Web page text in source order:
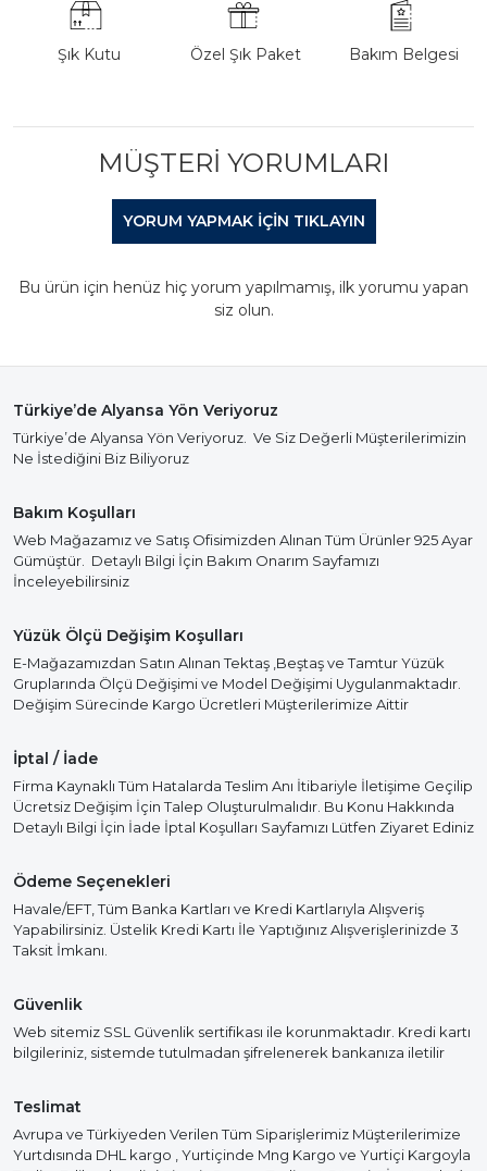
Şık Kutu Özel Şık Paket Bakım Belgesi
MÜŞTERI YORUMLARI
YORUM YAPMAK IÇIN TIKLAYIN
Bu ürün için henüz hiç yorum yapılmamış, ilk yorumu yapan
siz olun.
Türkiye’de Alyansa Yön Veriyoruz
Türkiye’de Alyansa Yön Veriyoruz. Ve Siz Değerli Müşterilerimizin
Ne İstediğini Biz Biliyoruz
Bakım Koşulları
Web Mağazamız ve Satış Ofisimizden Alınan Tüm Ürünler 925 Ayar
Gümüştür. Detaylı Bilgi İçin Bakım Onarım Sayfamızı
İnceleyebilirsiniz
Yüzük Ölçü Değişim Koşulları
E-Mağazamızdan Satın Alınan Tektaş ,Beştaş ve Tamtur Yüzük
Gruplarında Ölçü Değişimi ve Model Değişimi Uygulanmaktadır.
Değişim Sürecinde Kargo Ücretleri Müşterilerimize Aittir
İptal / İade
Firma Kaynaklı Tüm Hatalarda Teslim Anı İtibariyle İletişime Geçilip
Ücretsiz Değişim İçin Talep Oluşturulmalıdır. Bu Konu Hakkında
Detaylı Bilgi İçin İade İptal Koşulları Sayfamızı Lütfen Ziyaret Ediniz
Ödeme Seçenekleri
Havale/EFT, Tüm Banka Kartları ve Kredi Kartlarıyla Alışveriş
Yapabilirsiniz. Üstelik Kredi Kartı İle Yaptığınız Alışverişlerinizde 3
Taksit İmkanı.
Güvenlik
Web sitemiz SSL Güvenlik sertifikası ile korunmaktadır. Kredi kartı
bilgileriniz, sistemde tutulmadan şifrelenerek bankanıza iletilir
Teslimat
Avrupa ve Türkiyeden Verilen Tüm Siparişlerimiz Müşterilerimize
Yurtdısında DHL kargo , Yurtiçinde Mng Kargo ve Yurtiçi Kargoyla